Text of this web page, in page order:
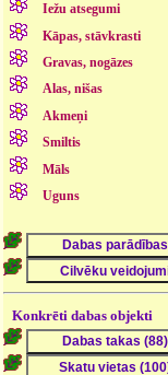
Iežu atsegumi
Kāpas, stāvkrasti
Gravas, nogāzes
Alas, nišas
Akmeņi
Smiltis
Māls
Uguns
Konkrēti dabas objekti